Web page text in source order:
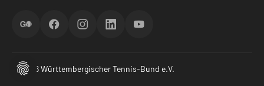
ScoreGOFacebookInstagramLinkedInYouTube
© 2026 Württembergischer Tennis-Bund e.V.